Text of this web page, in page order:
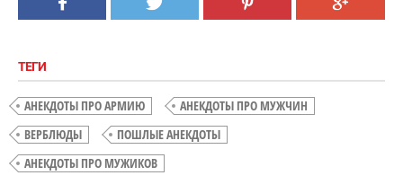
ТЕГИ
АНЕКДОТЫ ПРО АРМИЮ
АНЕКДОТЫ ПРО МУЖЧИН
ВЕРБЛЮДЫ
ПОШЛЫЕ АНЕКДОТЫ
АНЕКДОТЫ ПРО МУЖИКОВ